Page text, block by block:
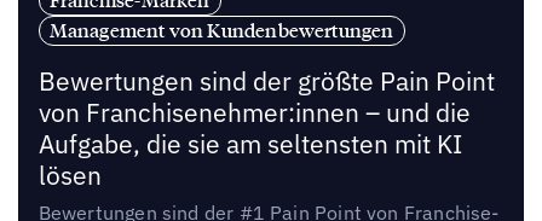
Management von Kundenbewertungen
Bewertungen sind der größte Pain Point
von Franchisenehmer:innen – und die
Aufgabe, die sie am seltensten mit KI
lösen
Bewertungen sind der #1 Pain Point von Franchise-